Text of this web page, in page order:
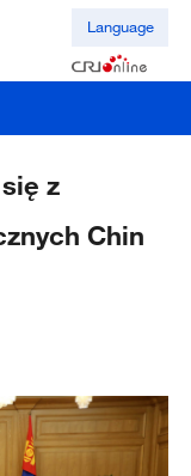
Language
z
Chin